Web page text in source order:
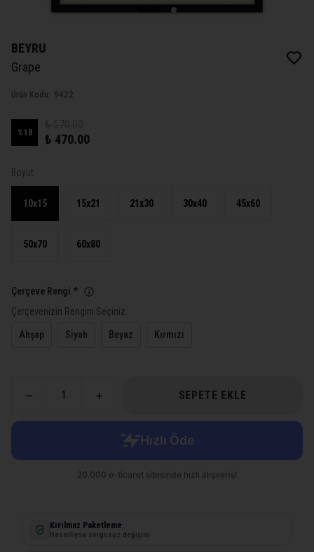
BEYRU
Grape
Ürün Kodu: 9422
%18 ₺ 470.00
Boyut
10x15 15x21 21x30 30x40 45x60
50x70 60x80
Çerçeve Rengi *
Çerçevenizin Rengini Seçiniz.
Ahşap Siyah Beyaz Kırmızı
SEPETE EKLE
Kırılmaz Paketleme
Hasarlıysa sorgusuz değişim